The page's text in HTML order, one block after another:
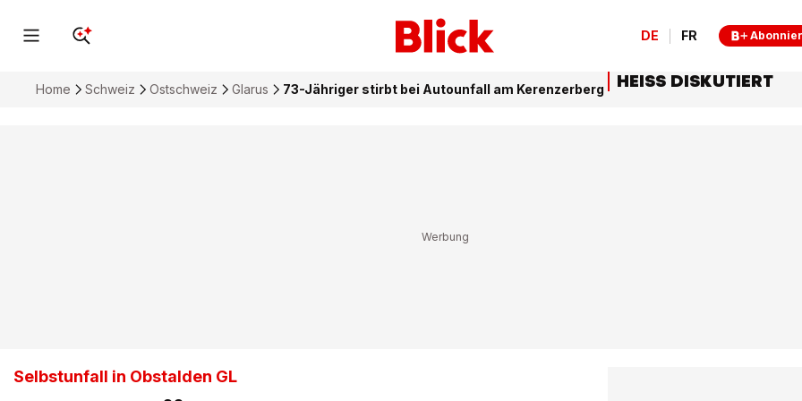
DE FR
Home Schweiz Ostschweiz Glarus 73-Jähriger stirbt bei Autounfall am Kerenzerberg
Selbstunfall in Obstalden GL
HEISS DISKUTIERT